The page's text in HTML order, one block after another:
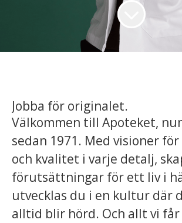
Jobba för originalet.
Välkommen till Apoteket,
sedan 1971. Med visioner
och kvalitet i varje detalj,
förutsättningar för ett liv i
utvecklas du i en kultur där
alltid blir hörd. Och allt vi får